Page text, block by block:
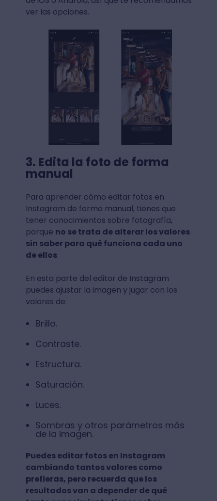
ver las opciones.
3. Edita la foto de forma
manual
Para aprender cómo editar fotos en
Instagram de forma manual, tienes que
tener conocimientos sobre fotografía,
porque no se trata de alterar los valores
sin saber para qué funciona cada uno
de ellos.
En esta parte del editor de Instagram
puedes ajustar la imagen y jugar con los
valores de:
Brillo.
Contraste.
Estructura.
Saturación.
Luces.
Sombras y otros parámetros más
de la imagen.
Puedes editar fotos en Instagram
cambiando tantos valores como
prefieras, pero recuerda que los
resultados van a depender de qué